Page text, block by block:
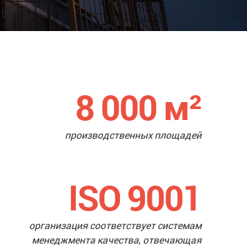
8 000м²
производственных площадей
ISO 9001
организация соответствует системам
менеджмента качества, отвечающая